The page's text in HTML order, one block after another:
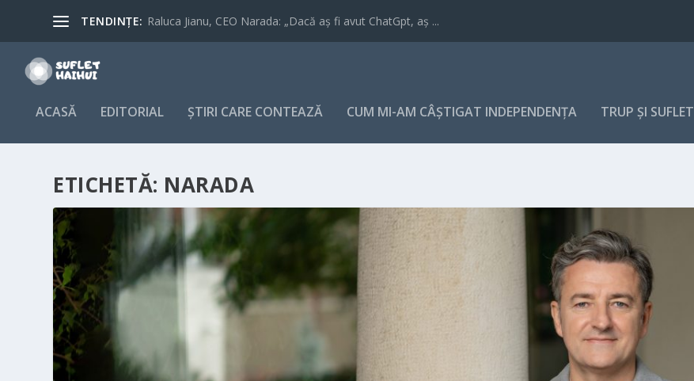
TENDINȚE: Raluca Jianu, CEO Narada: „Dacă aș fi avut ChatGpt, aș ...
ACASĂ EDITORIAL ȘTIRI CARE CONTEAZĂ CUM MI-AM CÂȘTIGAT INDEPENDENȚA TRUP ȘI SUFLET
ETICHETĂ: NARADA